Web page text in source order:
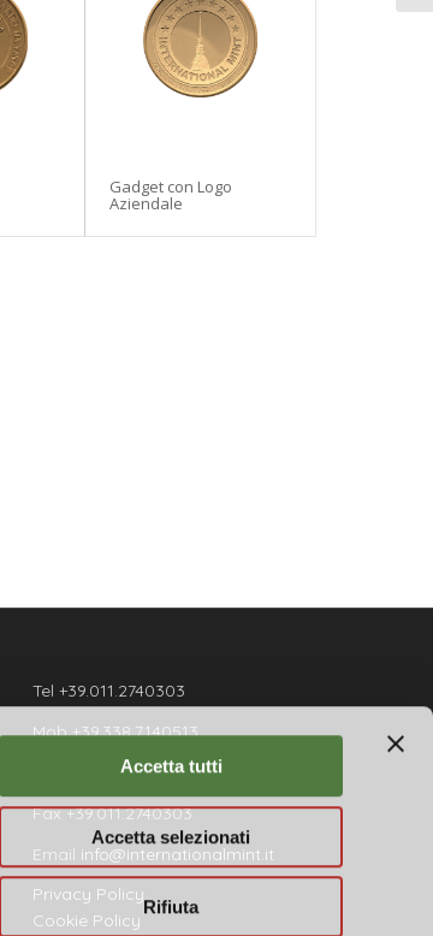
Accetta tutti
Accetta selezionati
Rifiuta
Gadget con Logo
Aziendale
Tel +39.011.2740303
Mob +39.338.7140513
WhatsApp no.:+393387140513
Fax +39.011.2740303
Email info@internationalmint.it
Privacy Policy
Cookie Policy